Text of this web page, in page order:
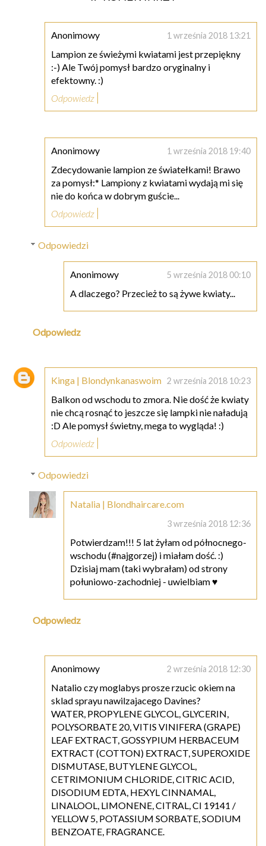
Anonimowy 1 września 2018 13:21
Lampion ze świeżymi kwiatami jest przepiękny
:-) Ale Twój pomysł bardzo oryginalny i
efektowny. :)
Odpowiedz
Anonimowy 1 września 2018 19:40
Zdecydowanie lampion ze światełkami! Brawo
za pomysł:* Lampiony z kwiatami wydają mi się
nie do końca w dobrym guście...
Odpowiedz
Odpowiedzi
Anonimowy 5 września 2018 00:10
A dlaczego? Przecież to są żywe kwiaty...
Odpowiedz
Kinga | Blondynkanaswoim 2 września 2018 10:23
Balkon od wschodu to zmora. Nie dość że kwiaty
nie chcą rosnąć to jeszcze się lampki nie naładują
:D Ale pomysł świetny, mega to wygląda! :)
Odpowiedz
Odpowiedzi
Natalia | Blondhaircare.com
3 września 2018 12:36
Potwierdzam!!! 5 lat żyłam od północnego-
wschodu (#najgorzej) i miałam dość. :)
Dzisiaj mam (taki wybrałam) od strony
połuniowo-zachodniej - uwielbiam ♥
Odpowiedz
Anonimowy 2 września 2018 12:30
Natalio czy moglabys prosze rzucic okiem na
sklad sprayu nawilzajacego Davines?
WATER, PROPYLENE GLYCOL, GLYCERIN,
POLYSORBATE 20, VITIS VINIFERA (GRAPE)
LEAF EXTRACT, GOSSYPIUM HERBACEUM
EXTRACT (COTTON) EXTRACT, SUPEROXIDE
DISMUTASE, BUTYLENE GLYCOL,
CETRIMONIUM CHLORIDE, CITRIC ACID,
DISODIUM EDTA, HEXYL CINNAMAL,
LINALOOL, LIMONENE, CITRAL, CI 19141 /
YELLOW 5, POTASSIUM SORBATE, SODIUM
BENZOATE, FRAGRANCE.